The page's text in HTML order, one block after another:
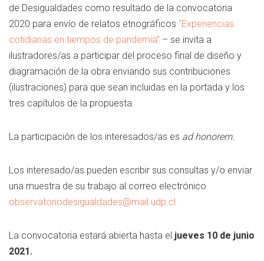
de Desigualdades como resultado de la convocatoria
2020 para envío de relatos etnográficos “Experiencias
cotidianas en tiempos de pandemia” – se invita a
ilustradores/as a participar del proceso final de diseño y
diagramación de la obra enviando sus contribuciones
(ilustraciones) para que sean incluidas en la portada y los
tres capítulos de la propuesta.
La participación de los interesados/as es ad honorem.
Los interesado/as pueden escribir sus consultas y/o enviar
una muestra de su trabajo al correo electrónico
observatoriodesigualdades@mail.udp.cl
La convocatoria estará abierta hasta el jueves 10 de junio
2021.